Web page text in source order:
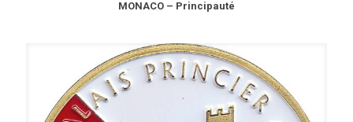
MONACO – Principauté